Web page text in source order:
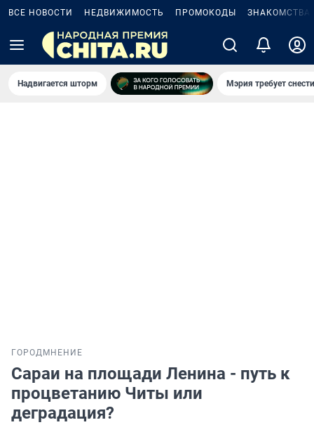
ВСЕ НОВОСТИ НЕДВИЖИМОСТЬ ПРОМОКОДЫ ЗНАКОМСТВА
Надвигается шторм Мэрия требует
ГОРОД МНЕНИЕ
Сараи на площади Ленина - путь к
процветанию Читы или
деградация?